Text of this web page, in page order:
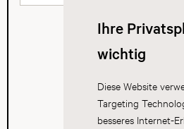
Ihre
wichtig
Diese Website
Targeting
besseres Internet-